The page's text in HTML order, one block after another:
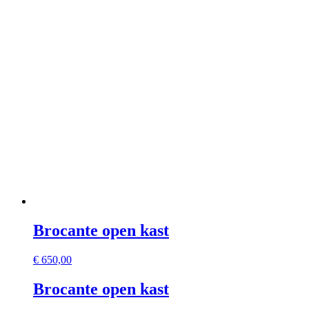
Brocante open kast
€ 650,00
Brocante open kast